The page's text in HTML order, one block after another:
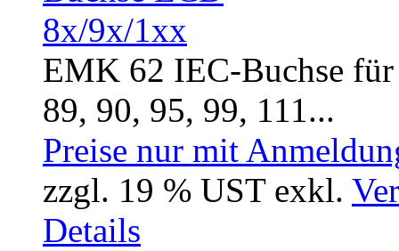
EMK 62 IEC-Buchse
89, 90, 95, 99, 111...
Preise nur mit
zzgl. 19 % UST exkl.
Details